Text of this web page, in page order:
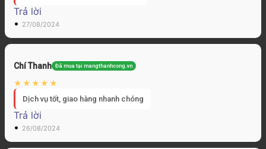
Trả lời
• 27/08/2024
Chí Thanh Đã mua tại mangthanhcong.vn
Dịch vụ tốt, giao hàng nhanh chóng
Trả lời
• 26/08/2024